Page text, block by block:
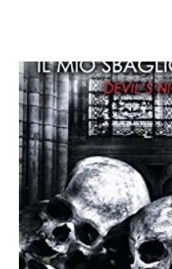
angelo puro, Elemiah. Ma, a
l'angelo non ha intenzione
per avvertili che Mikael non
credono e che potrebbe
Rafael. A quelle parole,
nell'appartamento, senza
chiesetta. Lì trovano Rafael
ma questa volta ...